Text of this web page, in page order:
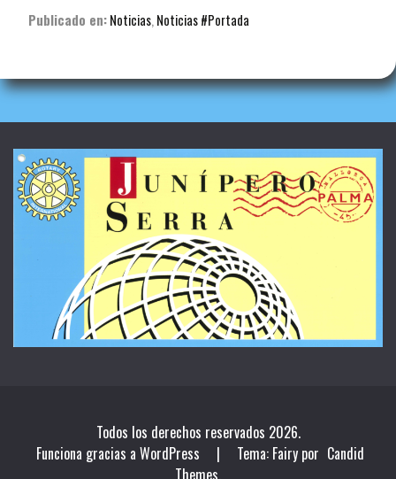
Publicado en:Noticias,Noticias #Portada
Todos los derechos reservados 2026.
Funciona gracias a WordPress
| Tema: Fairy por Candid
Themes